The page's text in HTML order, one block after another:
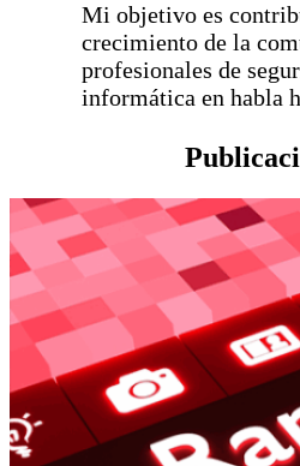
Mi objetivo es
crecimiento de la
profesionales de
informática en habla